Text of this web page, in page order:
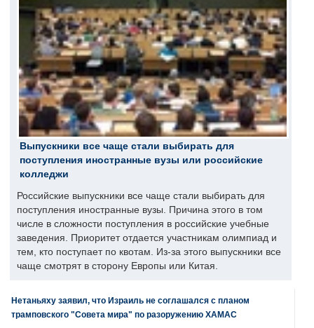
Выпускники все чаще стали выбирать для
поступления иностранные вузы или российские
колледжи
Российские выпускники все чаще стали выбирать для
поступления иностранные вузы. Причина этого в том
числе в сложности поступления в российские учебные
заведения. Приоритет отдается участникам олимпиад и
тем, кто поступает по квотам. Из-за этого выпускники все
чаще смотрят в сторону Европы или Китая.
Нетаньяху заявил, что Израиль не соглашался с планом
трамповского "Совета мира" по разоружению ХАМАС